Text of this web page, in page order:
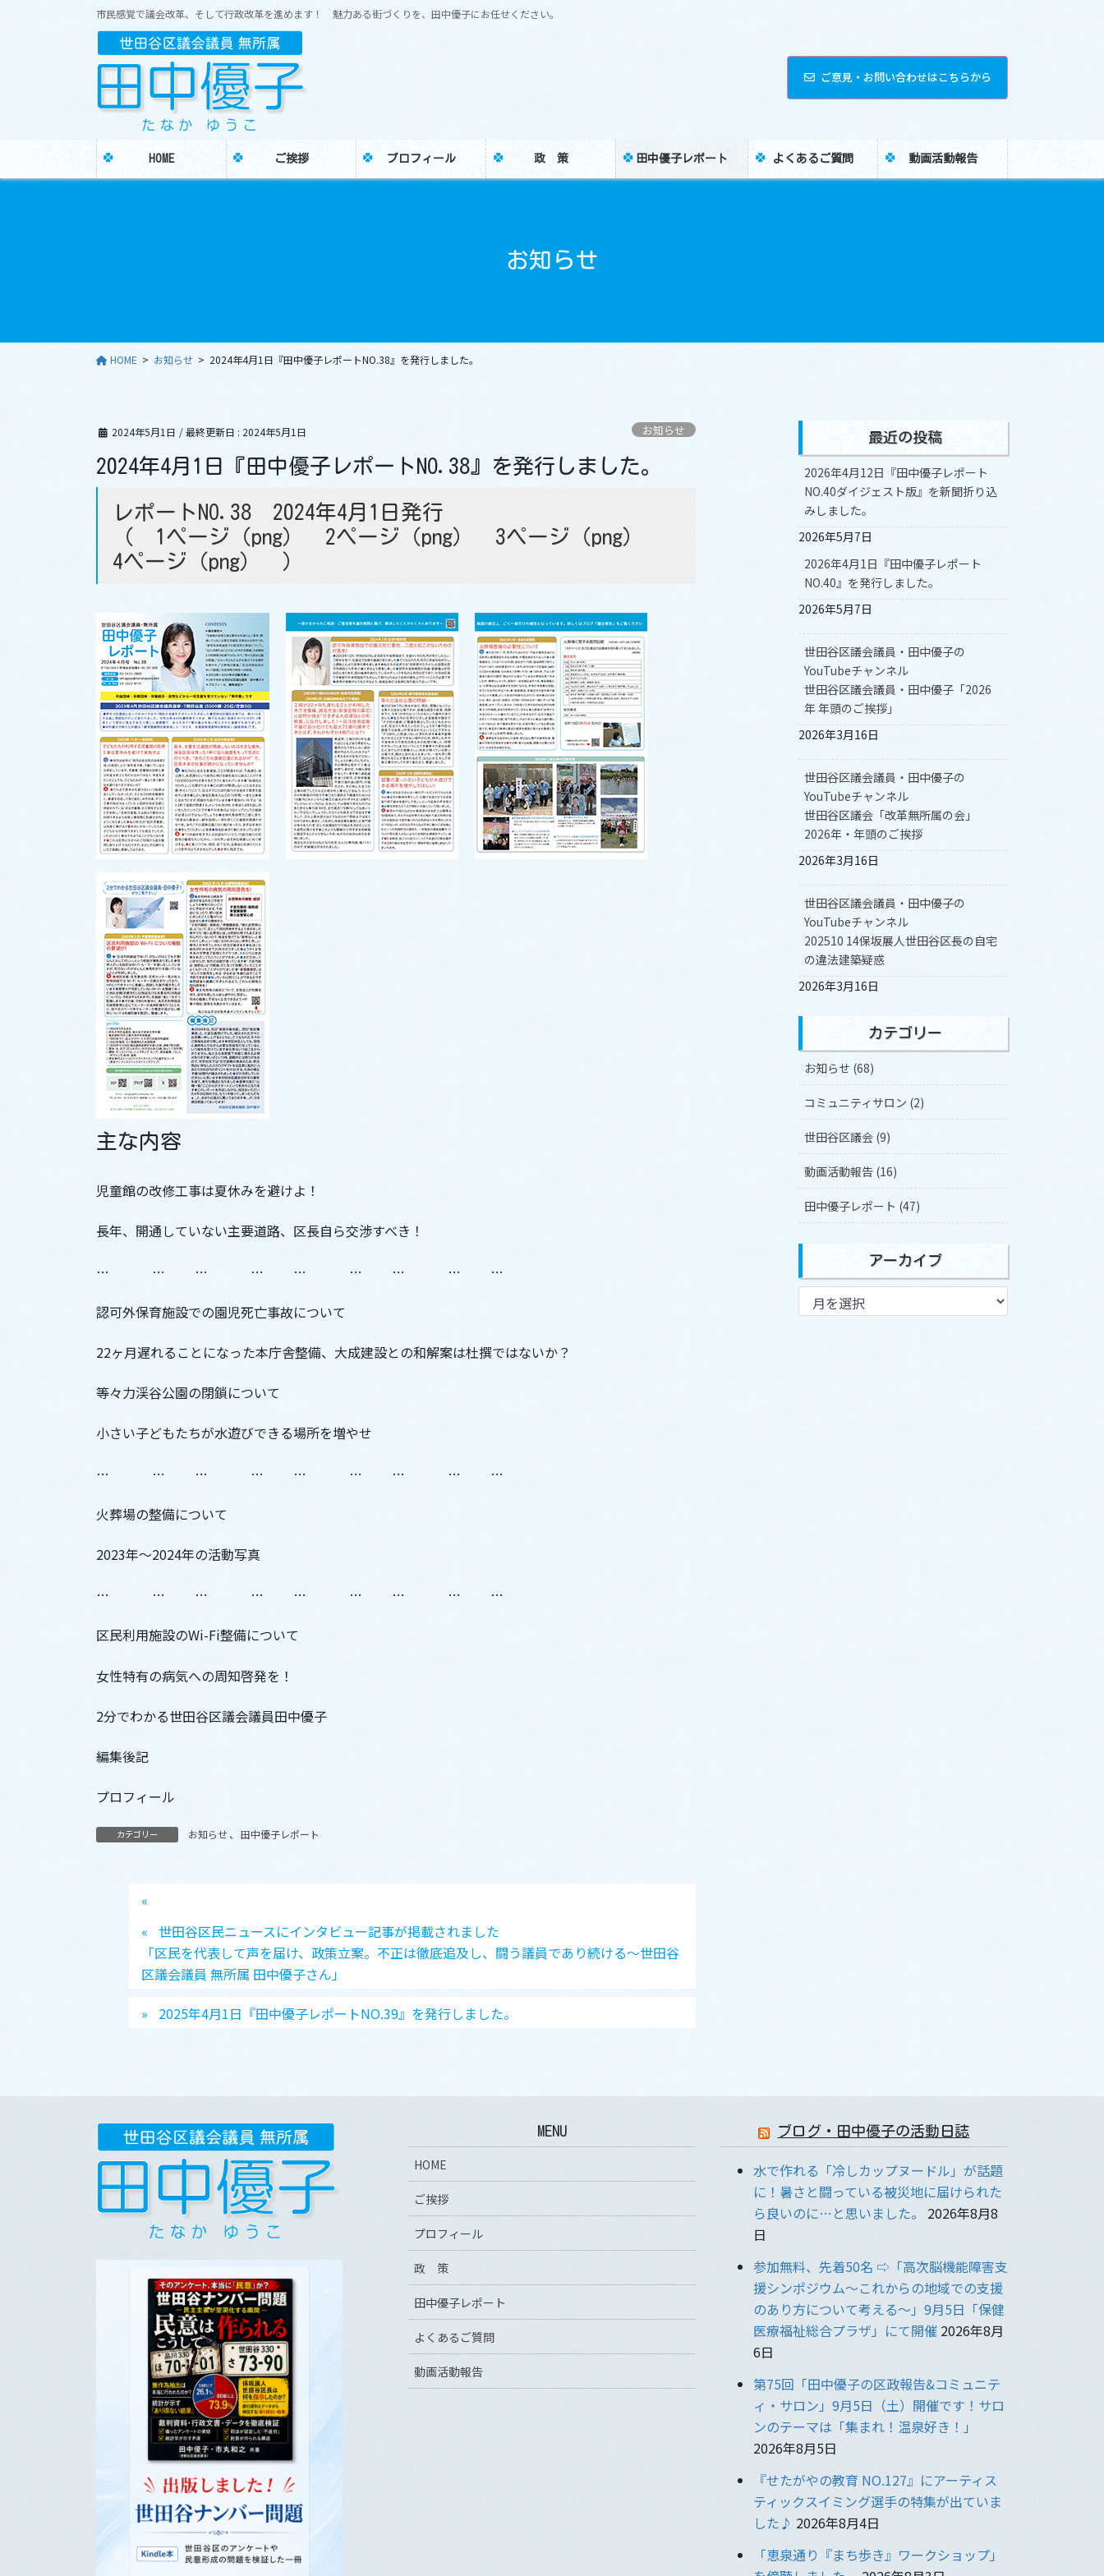
動
市民感覚で議会改革、そして行政改革を進めます！ 魅力ある街づくりを、田中優子にお任せください。
ご意見・お問い合わせはこちらから
HOME ご挨拶 プロフィール 政 策 田中優子レポート よくあるご質問 動画活動報告
お知らせ
HOME お知らせ 2024年4月1日『田中優子レポートNO.38』を発行しました。
2024年5月1日 / 最終更新日 : 2024年5月1日 お知らせ
2024年4月1日『田中優子レポートNO.38』を発行しました。
レポートNO.38 2024年4月1日発行
（ 1ページ（png） 2ページ（png）
3ページ（png）
4ページ（png）
）
主な内容
児童館の改修工事は夏休みを避けよ！
長年、開通していない主要道路、区長自ら交渉すべき！
… … … … … … … … …
認可外保育施設での園児死亡事故について
22ヶ月遅れることになった本庁舎整備、大成建設との和解案は杜撰ではないか？
等々力渓谷公園の閉鎖について
小さい子どもたちが水遊びできる場所を増やせ
… … … … … … … … …
火葬場の整備について
2023年〜2024年の活動写真
… … … … … … … … …
区民利用施設のWi-Fi整備について
女性特有の病気への周知啓発を！
2分でわかる世田谷区議会議員田中優子
編集後記
プロフィール
カテゴリー お知らせ、 田中優子レポート
世田谷区民ニュースにインタビュー記事が掲載されました
「区民を代表して声を届け、政策立案。不正は徹底追及し、闘う議員であり続ける〜世田谷
区議会議員 無所属 田中優子さん」
2025年4月1日『田中優子レポートNO.39』を発行しました。
最近の投稿
2026年4月12日『田中優子レポート
NO.40ダイジェスト版』を新聞折り込
みしました。
2026年5月7日
2026年4月1日『田中優子レポート
NO.40』を発行しました。
2026年5月7日
世田谷区議会議員・田中優子の
YouTubeチャンネル
世田谷区議会議員・田中優子「2026
年 年頭のご挨拶」
2026年3月16日
世田谷区議会議員・田中優子の
YouTubeチャンネル
世田谷区議会「改革無所属の会」
2026年・年頭のご挨拶
2026年3月16日
世田谷区議会議員・田中優子の
YouTubeチャンネル
202510 14保坂展人世田谷区長の自宅
の違法建築疑惑
2026年3月16日
カテゴリー
お知らせ (68)
コミュニティサロン (2)
世田谷区議会 (9)
動画活動報告 (16)
田中優子レポート (47)
アーカイブ
ア
MENU
HOME
ご挨拶
プロフィール
政 策
田中優子レポート
よくあるご質問
動画活動報告
ブログ・田中優子の活動日誌
水で作れる「冷しカップヌードル」が話題
に！暑さと闘っている被災地に届けられた
ら良いのに…と思いました。
2026年8月8
日
参加無料、先着50名 ⇨「高次脳機能障害支
援シンポジウム〜これからの地域での支援
のあり方について考える〜」9月5日「保健
医療福祉総合プラザ」にて開催 2026年8月
6日
第75回「田中優子の区政報告&コミュニテ
ィ・サロン」9月5日（土）開催です！サロ
ンのテーマは「集まれ！温泉好き！」
2026年8月5日
『せたがやの教育 NO.127』にアーティス
ティックスイミング選手の特集が出ていま
した♪ 2026年8月4日
「恵泉通り『まち歩き』ワークショップ」